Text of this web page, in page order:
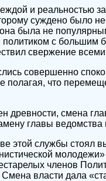
и реальностью
суждено было
была не
политиком с
свержение
совершенно
полагая, что
древности, смена
главы ведомства
этой службы стоял
членов
власти дала